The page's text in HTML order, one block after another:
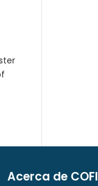
Acerca de COFI